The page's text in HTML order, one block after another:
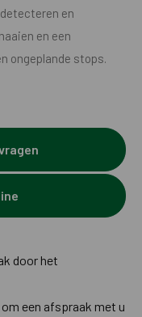
en
en een
ongeplande stops.
door het
een afspraak met u